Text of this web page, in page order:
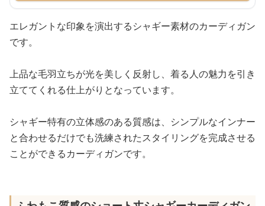
エレガントな印象を演出するシャギー素材のカーディガン
です。
上品な毛羽立ちが光を美しく反射し、着る人の魅力を引き
立ててくれる仕上がりとなっています。
シャギー特有の立体感のある質感は、シンプルなインナー
と合わせるだけでも洗練されたスタイリングを完成させる
ことができるカーディガンです。